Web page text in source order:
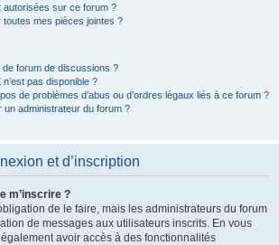
autorisées sur ce forum ?
mes pièces jointes ?
forum de discussions ?
pas disponible ?
de problèmes d’abus ou d’ordres légaux liés à ce forum ?
administrateur du forum ?
et d’inscription
m’inscrire ?
de le faire, mais les administrateurs du forum
de messages aux utilisateurs inscrits. En vous
avoir accès à des fonctionnalités